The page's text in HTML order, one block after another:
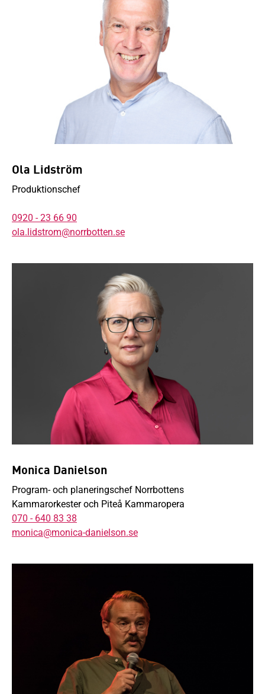
Ola Lidström
Produktionschef
0920 - 23 66 90
ola.lidstrom@norrbotten.se
Monica Danielson
Program- och planeringschef Norrbottens
Kammarorkester och Piteå Kammaropera
070 - 640 83 38
monica@monica-danielson.se